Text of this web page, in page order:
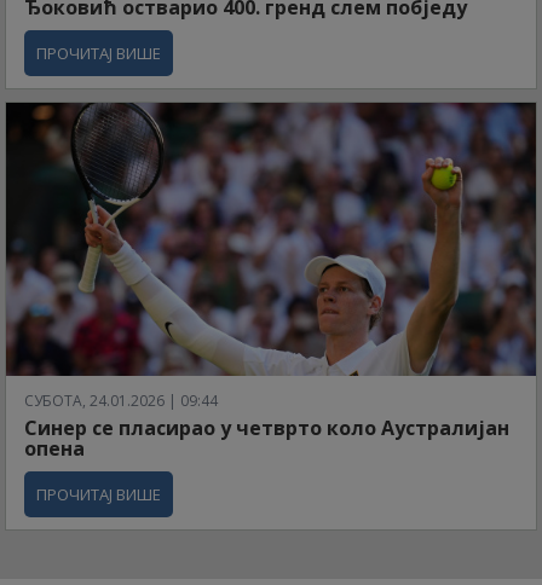
Ђоковић остварио 400. гренд слем побједу
ПРОЧИТАЈ ВИШЕ
СУБОТА, 24.01.2026 | 09:44
Синер се пласирао у четврто коло Аустралијан
опена
ПРОЧИТАЈ ВИШЕ